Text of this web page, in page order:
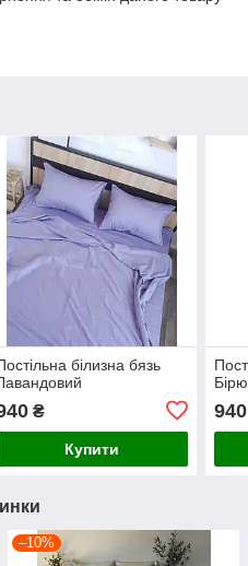
білизна бязь
₴
Купити
940
–10%